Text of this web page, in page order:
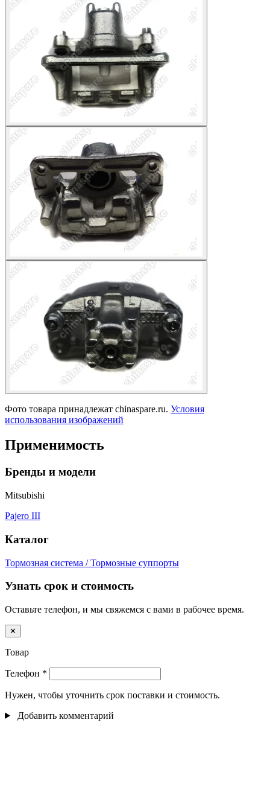
Фото товара принадлежат chinaspare.ru. Условия
использования изображений
Применимость
Бренды и модели
Mitsubishi
Pajero III
Каталог
Тормозная система / Тормозные суппорты
Узнать срок и стоимость
Оставьте телефон, и мы свяжемся с вами в рабочее время.
✕
Товар
Телефон *
Нужен, чтобы уточнить срок поставки и стоимость.
Добавить комментарий